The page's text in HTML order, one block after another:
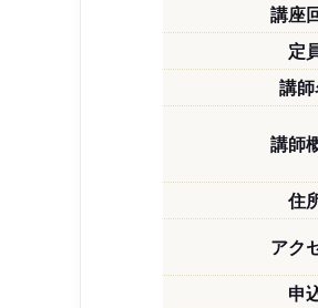
講座
定
講師
講師
住
アク
申